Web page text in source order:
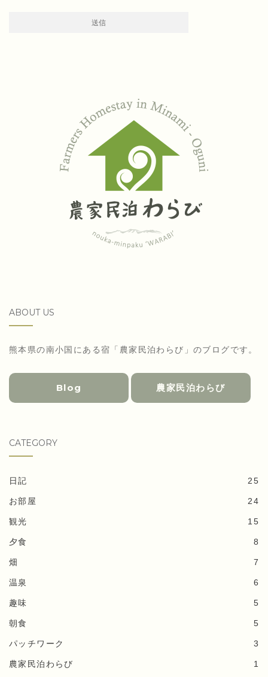
ABOUT US
熊本県の南小国にある宿「農家民泊わらび」のブログです。
Blog 農家民泊わらび
CATEGORY
日記 25
お部屋 24
観光 15
夕食 8
畑 7
温泉 6
趣味 5
朝食 5
パッチワーク 3
農家民泊わらび 1